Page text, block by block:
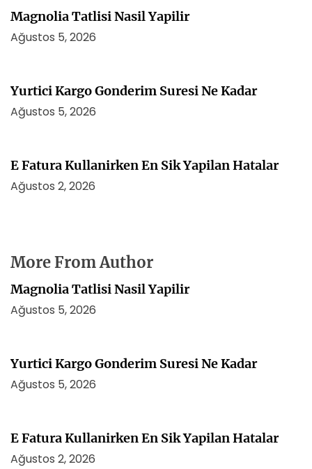
Magnolia Tatlisi Nasil Yapilir
Ağustos 5, 2026
Yurtici Kargo Gonderim Suresi Ne Kadar
Ağustos 5, 2026
E Fatura Kullanirken En Sik Yapilan Hatalar
Ağustos 2, 2026
More From Author
Magnolia Tatlisi Nasil Yapilir
Ağustos 5, 2026
Yurtici Kargo Gonderim Suresi Ne Kadar
Ağustos 5, 2026
E Fatura Kullanirken En Sik Yapilan Hatalar
Ağustos 2, 2026